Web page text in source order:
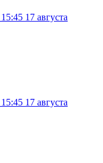
15:45 17 августа
15:45 17 августа